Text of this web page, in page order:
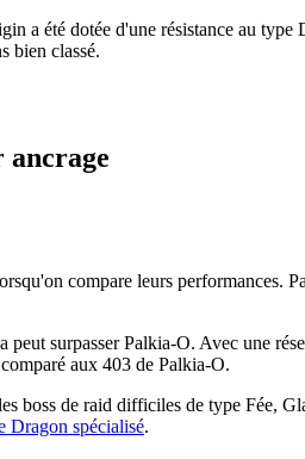
a été dotée d'une résistance au
bien classé.
compare leurs performances.
surpasser Palkia-O. Avec une
aux 403 de Palkia-O.
de raid difficiles de type Fée,
Dragon spécialisé.